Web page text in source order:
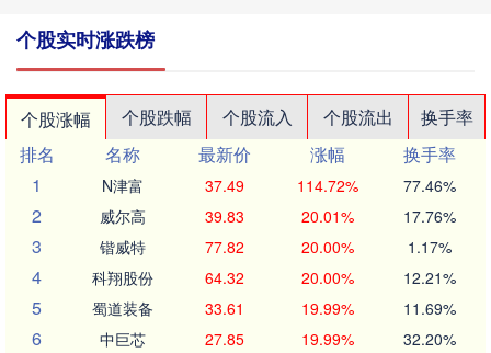
个股实时涨跌榜
个股涨幅 个股跌幅 个股流入 个股流出
换手率
排名
名称 最新价 涨幅
换手率
1
N津富 37.49 114.72% 77.46%
2 威尔高 39.83 20.01% 17.76%
3 锴威特 77.82 20.00% 1.17%
4 科翔股份 64.32 20.00% 12.21%
5 蜀道装备 33.61 19.99% 11.69%
6 中巨芯 27.85 19.99% 32.20%